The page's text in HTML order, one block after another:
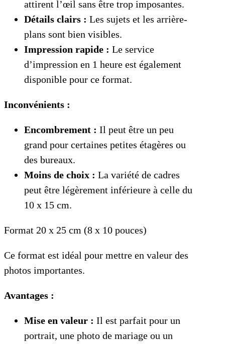
attirent l’œil sans être trop imposantes.
Détails clairs : Les sujets et les arrière-
plans sont bien visibles.
Impression rapide : Le service
d’impression en 1 heure est également
disponible pour ce format.
Inconvénients :
Encombrement : Il peut être un peu
grand pour certaines petites étagères ou
des bureaux.
Moins de choix : La variété de cadres
peut être légèrement inférieure à celle du
10 x 15 cm.
Format 20 x 25 cm (8 x 10 pouces)
Ce format est idéal pour mettre en valeur des
photos importantes.
Avantages :
Mise en valeur : Il est parfait pour un
portrait, une photo de mariage ou un